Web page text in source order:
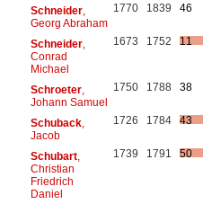
Schneider,
Georg Abraham
1770 1839 46
Schneider,
Conrad
Michael
1673 1752 11
Schroeter,
Johann Samuel
1750 1788 38
Schuback,
Jacob
1726 1784 43
Schubart,
Christian
Friedrich
Daniel
1739 1791 50